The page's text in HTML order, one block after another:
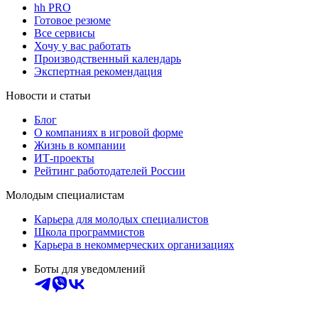
hh PRO
Готовое резюме
Все сервисы
Хочу у вас работать
Производственный календарь
Экспертная рекомендация
Новости и статьи
Блог
О компаниях в игровой форме
Жизнь в компании
ИТ-проекты
Рейтинг работодателей России
Молодым специалистам
Карьера для молодых специалистов
Школа программистов
Карьера в некоммерческих организациях
Боты для уведомлений